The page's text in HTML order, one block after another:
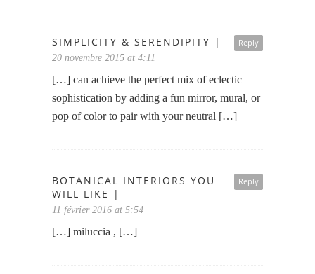
Reply
SIMPLICITY & SERENDIPITY |
20 novembre 2015 at 4:11
[…] can achieve the perfect mix of eclectic
sophistication by adding a fun mirror, mural, or
pop of color to pair with your neutral […]
Reply
BOTANICAL INTERIORS YOU
WILL LIKE |
11 février 2016 at 5:54
[…] miluccia , […]